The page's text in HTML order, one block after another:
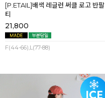
[P.ETAIL]배색 레글런 써클 로고 반팔
티
21,800
F(44-66),L(77-88)